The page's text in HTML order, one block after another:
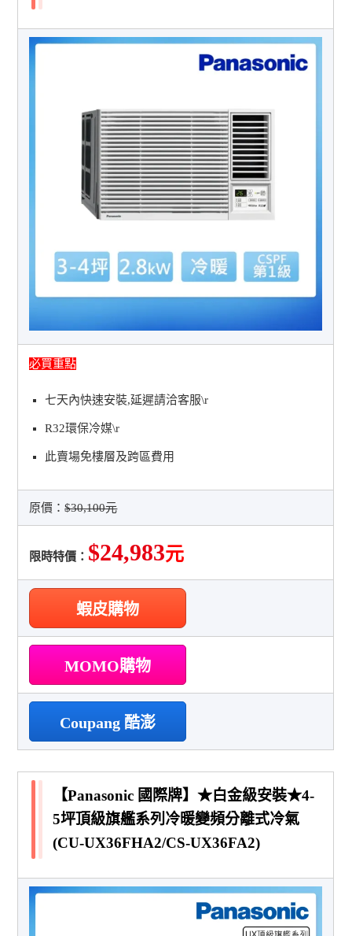
必買重點
七天內快速安裝,延遲請洽客服\r
R32環保冷媒\r
此賣場免樓層及跨區費用
原價：$30,100元
限時特價： $24,983元
蝦皮購物
MOMO購物
Coupang 酷澎
【Panasonic 國際牌】★白金級安裝★4-
5坪頂級旗艦系列冷暖變頻分離式冷氣
(CU-UX36FHA2/CS-UX36FA2)